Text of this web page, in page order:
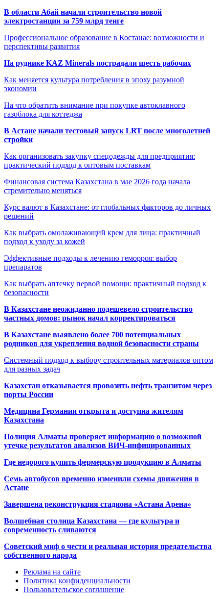
В области Абай начали строительство новой
электростанции за 759 млрд тенге
Профессиональное образование в Костанае: возможности и
перспективы развития
На руднике KAZ Minerals пострадали шесть рабочих
Как меняется культура потребления в эпоху разумной
экономии
На что обратить внимание при покупке автоклавного
газоблока для коттеджа
В Астане начали тестовый запуск LRT после многолетней
стройки
Как организовать закупку спецодежды для предприятия:
практический подход к оптовым поставкам
Финансовая система Казахстана в мае 2026 года начала
стремительно меняться
Курс валют в Казахстане: от глобальных факторов до личных
решений
Как выбрать омолаживающий крем для лица: практичный
подход к уходу за кожей
Эффективные подходы к лечению геморроя: выбор
препаратов
Как выбрать аптечку первой помощи: практичный подход к
безопасности
В Казахстане неожиданно подешевело строительство
частных домов: рынок начал корректироваться
В Казахстане выявлено более 700 потенциальных
родников для укрепления водной безопасности страны
Системный подход к выбору строительных материалов оптом
для разных задач
Казахстан отказывается провозить нефть транзитом через
порты России
Медицина Германии открыта и доступна жителям
Казахстана
Полиция Алматы проверяет информацию о возможной
утечке результатов анализов ВИЧ-инфицированных
Где недорого купить фермерскую продукцию в Алматы
Семь автобусов временно изменили схемы движения в
Астане
Завершена реконструкция стадиона «Астана Арена»
Волшебная столица Казахстана — где культура и
современность сливаются
Советский миф о чести и реальная история предательства
собственного народа
Реклама на сайте
Политика конфиденциальности
Пользовательское соглашение